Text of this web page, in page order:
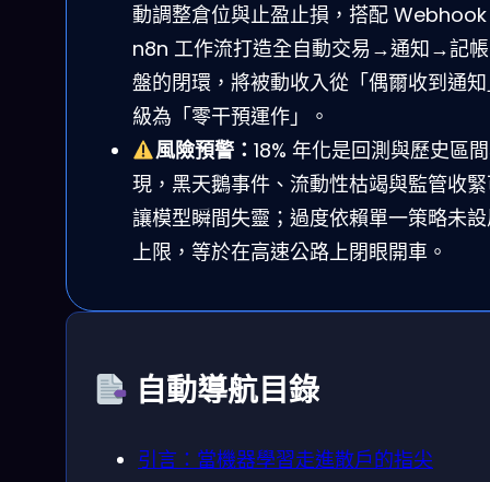
動調整倉位與止盈止損，搭配
n8n 工作流打造全自動交易→通知→記
盤的閉環，將被動收入從「偶爾收到通
級為「零干預運作」。
風險預警： 18% 年化是回測與歷史區
現，黑天鵝事件、流動性枯竭與監管收
讓模型瞬間失靈；過度依賴單一策略未
上限，等於在高速公路上閉眼開車。
自動導航目錄
引言：當機器學習走進散戶的指尖